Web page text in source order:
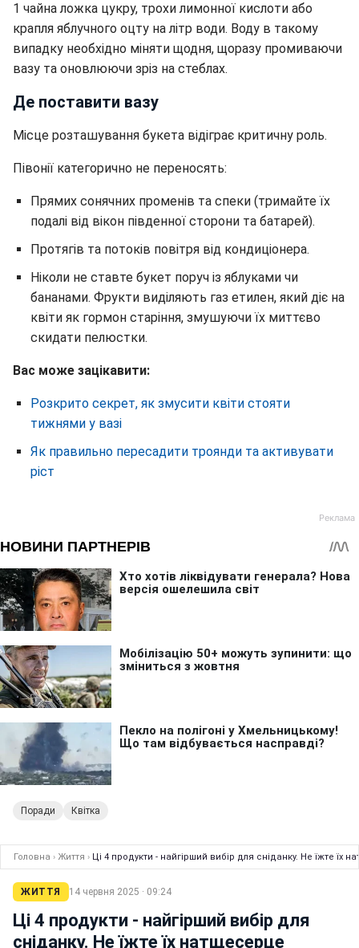
1 чайна ложка цукру, трохи лимонної кислоти або
крапля яблучного оцту на літр води. Воду в такому
випадку необхідно міняти щодня, щоразу промиваючи
вазу та оновлюючи зріз на стеблах.
Де поставити вазу
Місце розташування букета відіграє критичну роль.
Півонії категорично не переносять:
Прямих сонячних променів та спеки (тримайте їх
подалі від вікон південної сторони та батарей).
Протягів та потоків повітря від кондиціонера.
Ніколи не ставте букет поруч із яблуками чи
бананами. Фрукти виділяють газ етилен, який діє на
квіти як гормон старіння, змушуючи їх миттєво
скидати пелюстки.
Вас може зацікавити:
Розкрито секрет, як змусити квіти стояти
тижнями у вазі
Як правильно пересадити троянди та активувати
ріст
Поради Квітка
Головна › Життя › Ці 4 продукти - найгірший вибір для сніданку. Не їжте їх
ЖИТТЯ 14 червня 2025 · 09:24
Ці 4 продукти - найгірший вибір для
сніданку. Не їжте їх натщесерце